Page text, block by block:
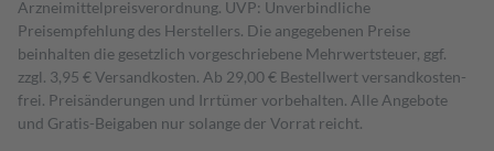
Arzneimittelpreisverordnung. UVP: Unverbindliche
Preisempfehlung des Herstellers. Die angegebenen Preise
beinhalten die gesetzlich vorgeschriebene Mehrwertsteuer, ggf.
zzgl. 3,95 € Versandkosten. Ab 29,00 € Bestell­wert versand­kosten­
frei. Preisänderungen und Irrtümer vorbehalten. Alle Angebote
und Gratis-Beigaben nur solange der Vorrat reicht.